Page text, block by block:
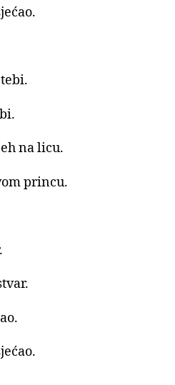
na licu.
princu.